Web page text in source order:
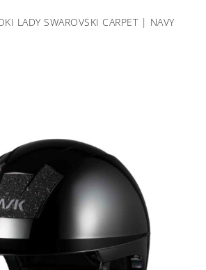
LADY SWAROVSKI CARPET | NAVY